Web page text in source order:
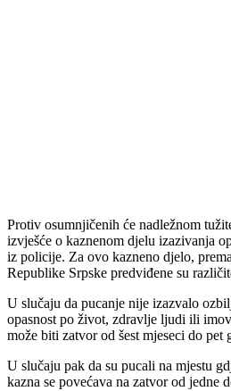
Protiv osumnjičenih će nadležnom
izvješće o kaznenom djelu izazivanja
iz policije. Za ovo kazneno djelo,
Republike Srpske predviđene su
U slučaju da pucanje nije izazvalo
opasnost po život, zdravlje ljudi ili
može biti zatvor od šest mjeseci do pet
U slučaju pak da su pucali na mjestu
kazna se povećava na zatvor od jedne